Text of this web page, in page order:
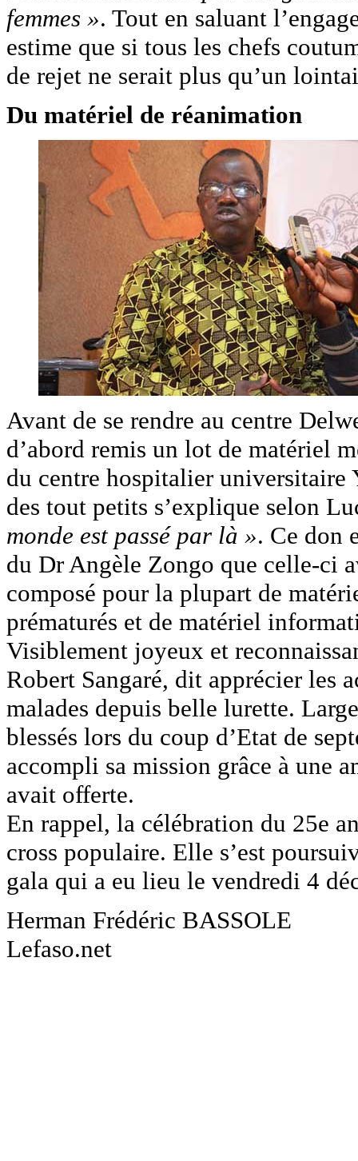
femmes ». Tout en saluant
estime que si tous les chefs
de rejet ne serait plus qu’un
Du matériel de réanimation
Avant de se rendre au centre
d’abord remis un lot de matériel
du centre hospitalier universitaire
des tout petits s’explique selon
monde est passé par là ». Ce don
du Dr Angèle Zongo que celle-ci
composé pour la plupart de
prématurés et de matériel
Visiblement joyeux et
Robert Sangaré, dit apprécier les
malades depuis belle lurette.
blessés lors du coup d’Etat de
accompli sa mission grâce à une
avait offerte.
En rappel, la célébration du 25e
cross populaire. Elle s’est
gala qui a eu lieu le vendredi 4
Herman Frédéric BASSOLE
Lefaso.net